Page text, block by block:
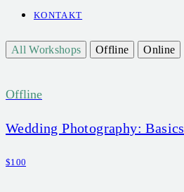
KONTAKT
All Workshops Offline Online
Offline
Wedding Photography: Basics
$100